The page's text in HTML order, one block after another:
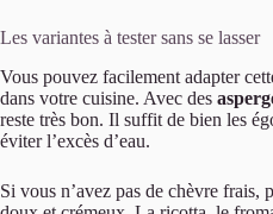
Les variantes à tester sans se lasser
Vous pouvez facilement adapter
dans votre cuisine. Avec des
reste très bon. Il suffit de bien les
éviter l’excès d’eau.
Si vous n’avez pas de chèvre frais,